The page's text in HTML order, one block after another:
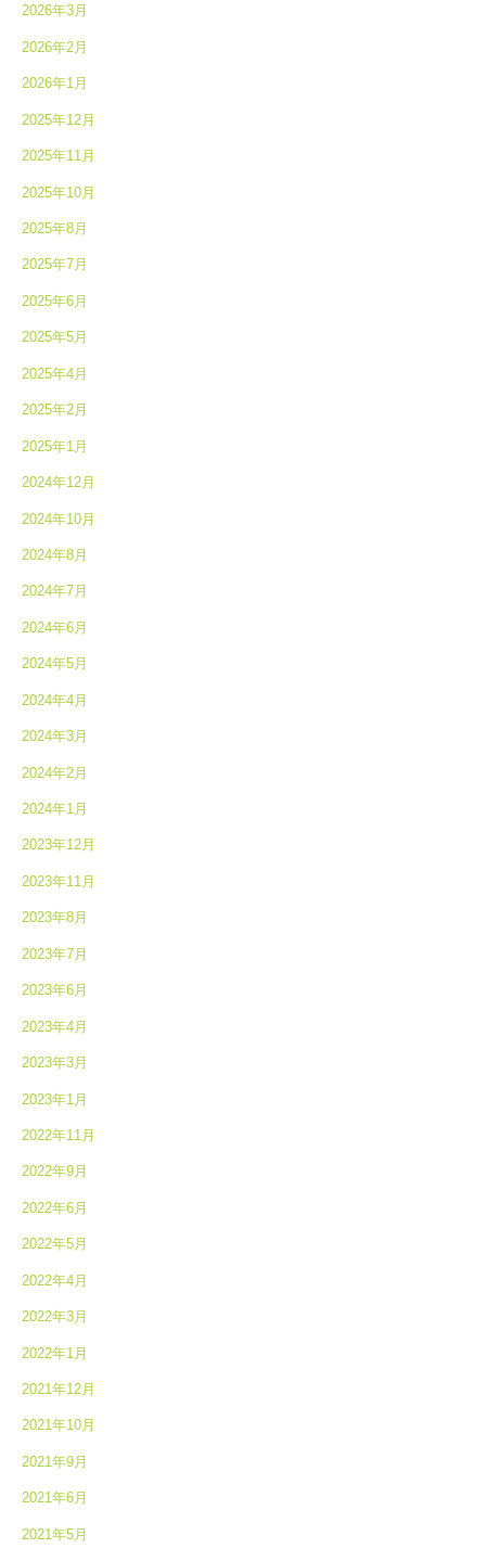
2026年3月
2026年2月
2026年1月
2025年12月
2025年11月
2025年10月
2025年8月
2025年7月
2025年6月
2025年5月
2025年4月
2025年2月
2025年1月
2024年12月
2024年10月
2024年8月
2024年7月
2024年6月
2024年5月
2024年4月
2024年3月
2024年2月
2024年1月
2023年12月
2023年11月
2023年8月
2023年7月
2023年6月
2023年4月
2023年3月
2023年1月
2022年11月
2022年9月
2022年6月
2022年5月
2022年4月
2022年3月
2022年1月
2021年12月
2021年10月
2021年9月
2021年6月
2021年5月